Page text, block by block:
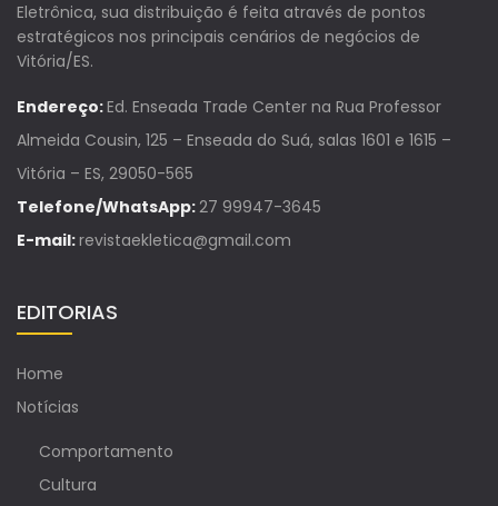
Eletrônica, sua distribuição é feita através de pontos
estratégicos nos principais cenários de negócios de
Vitória/ES.
Endereço:Ed. Enseada Trade Center na Rua Professor
Almeida Cousin, 125 – Enseada do Suá, salas 1601 e 1615 –
Vitória – ES, 29050-565
Telefone/WhatsApp:27 99947-3645
E-mail:revistaekletica@gmail.com
EDITORIAS
Home
Notícias
Comportamento
Cultura